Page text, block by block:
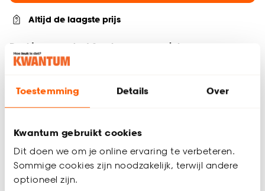
Toestemming Details Over
Kwantum gebruikt cookies
Dit doen we om je online ervaring te verbeteren.
Sommige cookies zijn noodzakelijk, terwijl andere
optioneel zijn.
Altijd de laagste prijs
Deel jouw product & volg ons op social
Productomschrijving
Grote buiten bloempot, perfect voor grote planten
Moderne en sfeervolle bloempot voor binnen en buiten
De Square buiten bloempot in een antraciet kleur is een
stijlvolle toevoeging voor elke ruimte. Gemaakt van fiberclay,